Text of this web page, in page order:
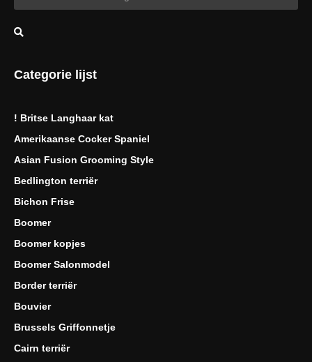
Categorie lijst
! Britse Langhaar kat
Amerikaanse Cocker Spaniel
Asian Fusion Grooming Style
Bedlington terriër
Bichon Frise
Boomer
Boomer kopjes
Boomer Salonmodel
Border terriër
Bouvier
Brussels Griffonnetje
Cairn terriër